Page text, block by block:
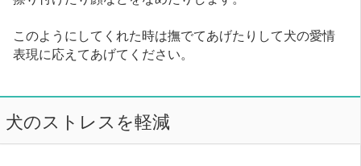
このようにしてくれた時は撫でてあげたりして犬の愛情
表現に応えてあげてください。
犬のストレスを軽減